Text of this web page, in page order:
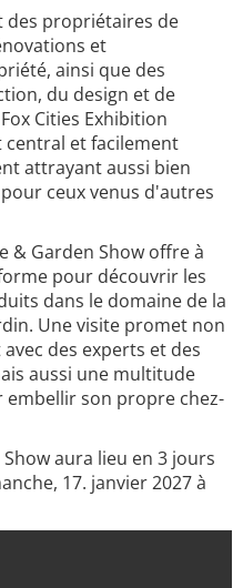
des propriétaires de
et
ainsi que des
du design et de
Cities Exhibition
central et facilement
attrayant aussi bien
ceux venus d'autres
& Garden Show offre à
pour découvrir les
dans le domaine de la
Une visite promet non
des experts et des
aussi une multitude
son propre chez-
aura lieu en 3 jours
17. janvier 2027 à